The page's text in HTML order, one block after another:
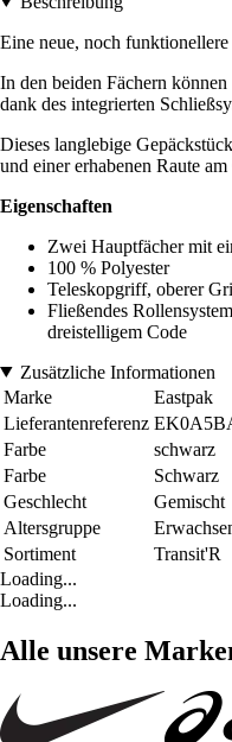
Eine neue, noch funktionellere
In den beiden Fächern
dank des integrierten
Dieses langlebige
und einer erhabenen Raute
Eigenschaften
Zwei Hauptfächer mit
100 % Polyester
Teleskopgriff, oberer
Fließendes
dreistelligem Code
Zusätzliche Informationen
Marke
Eastpak
Lieferantenreferenz
Farbe
schwarz
Farbe
Schwarz
Geschlecht
Gemischt
Altersgruppe
Sortiment
Transit'R
Loading...
Loading...
Alle unsere